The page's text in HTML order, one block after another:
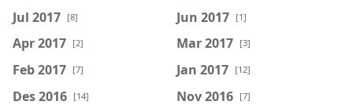
Jul 2017 [8] Jun 2017 [1]
Apr 2017 [2] Mar 2017 [3]
Feb 2017 [7] Jan 2017 [12]
Des 2016 [14] Nov 2016 [7]